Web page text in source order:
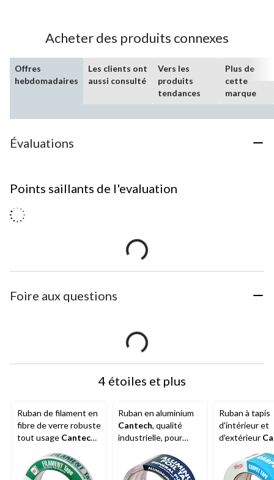
Acheter des produits connexes
Offres
hebdomadaires
Les clients ont
aussi consulté
Vers les
produits
tendances
Plus de
cette
marque
Évaluations
Points saillants de l'evaluation
Foire aux questions
4 étoiles et plus
Ruban de filament en
fibre de verre robuste
tout usage Cantech,
Ruban en aluminium
Cantech, qualité
industrielle, pour
système CVC, 48 mm
x 10 m
Ruban à tapis
d'intérieur et
d'extérieur
réparation et
installation,